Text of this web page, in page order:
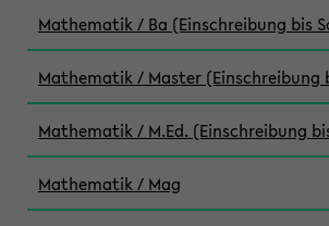
Mathematik / Ba (Einschreibung bis
Mathematik / Master (Einschreibung
Mathematik / M.Ed. (Einschreibung
Mathematik / Mag